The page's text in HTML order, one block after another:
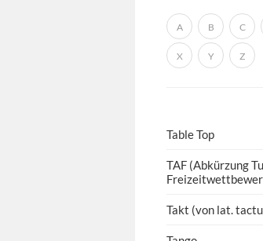
A B C
X Y Z
Table Top
TAF (Abkürzung
Takt (von lat.